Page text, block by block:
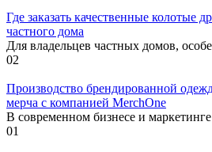
Где заказать качественные колотые
частного дома
Для владельцев частных домов,
02
Производство брендированной
мерча с компанией MerchOne
В современном бизнесе и
01